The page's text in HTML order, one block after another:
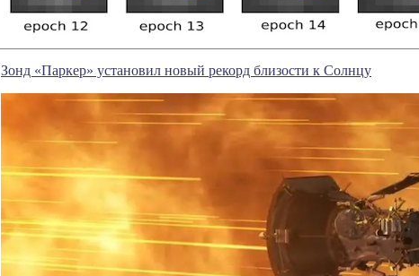
Зонд «Паркер» установил новый рекорд близости к Солнцу